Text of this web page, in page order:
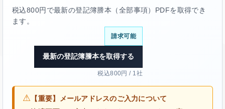
税込800円で最新の登記簿謄本（全部事項）PDFを取得でき
ます。
請求可能
最新の登記簿謄本を取得する
税込800円 / 1社
⚠ 【重要】メールアドレスのご入力について